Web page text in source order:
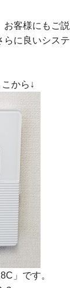
お客様にもご説
らに良いシステ
から↓
」 です。